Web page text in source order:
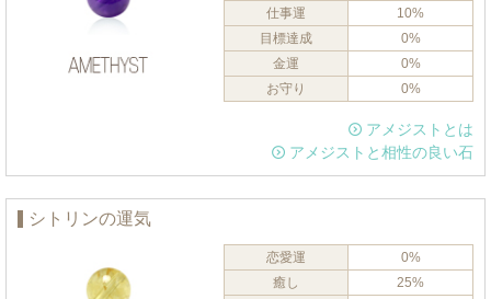
仕事運
10%
目標達成
0%
金運
0%
お守り
0%
アメジストとは
アメジストと相性の良い石
シトリンの運気
恋愛運
0%
癒し
25%